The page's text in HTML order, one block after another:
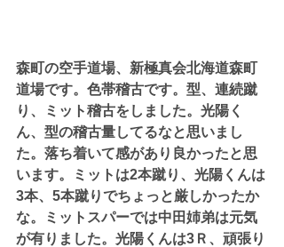
森町の空手道場、新極真会北海道森町
道場です。色帯稽古です。型、連続蹴
り、ミット稽古をしました。光陽く
ん、型の稽古量してるなと思いまし
た。落ち着いて感があり良かったと思
います。ミットは2本蹴り、光陽くんは
3本、5本蹴りでちょっと厳しかったか
な。ミットスパーでは中田姉弟は元気
が有りました。光陽くんは3Ｒ、頑張り